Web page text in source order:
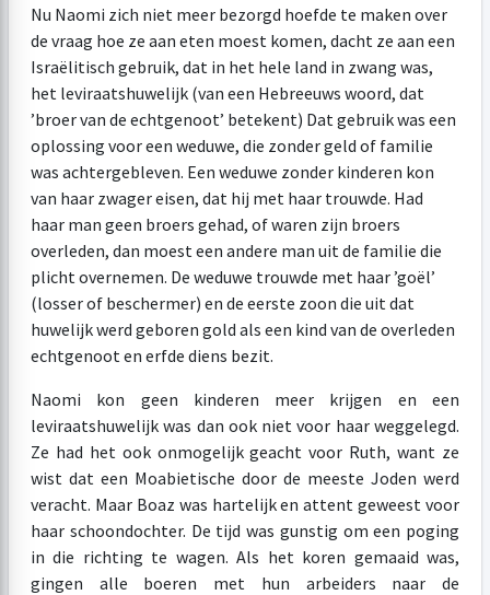
Nu Naomi zich niet meer bezorgd hoefde te maken over
de vraag hoe ze aan eten moest komen, dacht ze aan een
Israëlitisch gebruik, dat in het hele land in zwang was,
het leviraatshuwelijk (van een Hebreeuws woord, dat
’broer van de echtgenoot’ betekent) Dat gebruik was een
oplossing voor een weduwe, die zonder geld of familie
was achtergebleven. Een weduwe zonder kinderen kon
van haar zwager eisen, dat hij met haar trouwde. Had
haar man geen broers gehad, of waren zijn broers
overleden, dan moest een andere man uit de familie die
plicht overnemen. De weduwe trouwde met haar ’goël’
(losser of beschermer) en de eerste zoon die uit dat
huwelijk werd geboren gold als een kind van de overleden
echtgenoot en erfde diens bezit.
Naomi kon geen kinderen meer krijgen en een
leviraatshuwelijk was dan ook niet voor haar weggelegd.
Ze had het ook onmogelijk geacht voor Ruth, want ze
wist dat een Moabietische door de meeste Joden werd
veracht. Maar Boaz was hartelijk en attent geweest voor
haar schoondochter. De tijd was gunstig om een poging
in die richting te wagen. Als het koren gemaaid was,
gingen alle boeren met hun arbeiders naar de